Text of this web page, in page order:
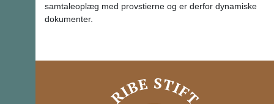
samtaleoplæg med provstierne og er derfor dynamiske
dokumenter.